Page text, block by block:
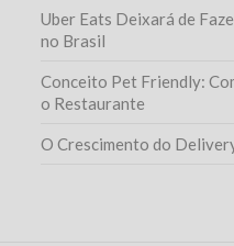
Uber Eats Deixará de
no Brasil
Conceito Pet Friendly:
o Restaurante
O Crescimento do